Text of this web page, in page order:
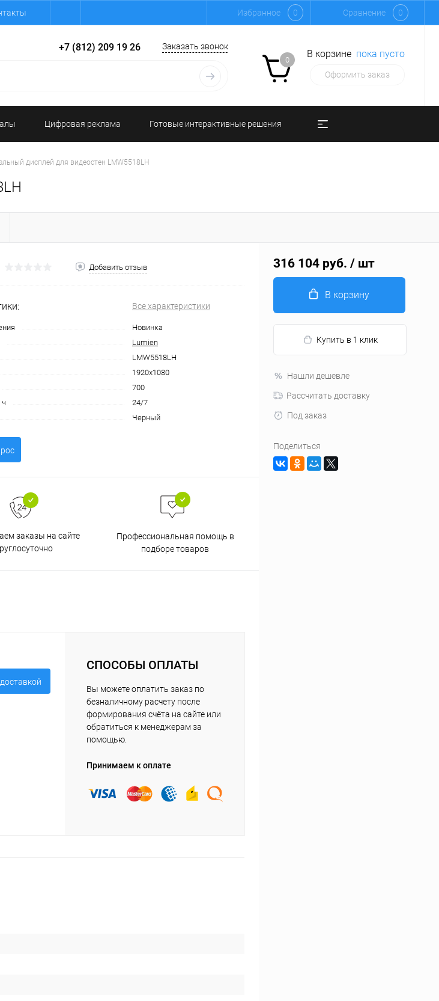
Избранное 0 Сравнение 0
+7 (812) 209 19 26 Заказать звонок
0
В корзине пока пусто
Оформить заказ
Цифровая реклама Готовые интерактивные решения
дисплей для видеостен LMW5518LH
Добавить отзыв
Все характеристики
Новинка
Lumien
LMW5518LH
1920x1080
700
24/7
Черный
заказы на сайте
Профессиональная помощь в
подборе товаров
СПОСОБЫ ОПЛАТЫ
Вы можете оплатить заказ по
безналичному расчету после
формирования счёта на сайте или
обратиться к менеджерам за
помощью.
Принимаем к оплате
316 104 руб. / шт
В корзину
Купить в 1 клик
Нашли дешевле
Рассчитать доставку
Под заказ
Поделиться